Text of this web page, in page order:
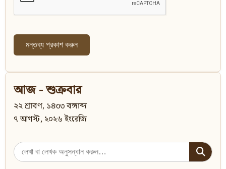
আজ - শুক্রবার
২২ শ্রাবণ, ১৪৩৩ বঙ্গাব্দ
৭ আগস্ট, ২০২৬ ইংরেজি
Search
for: